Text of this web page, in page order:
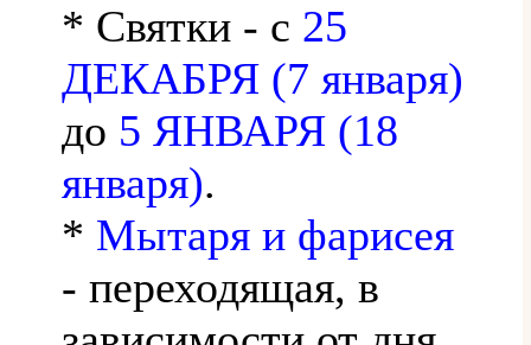
* Святки - с 25
ДЕКАБРЯ (7 января)
до 5 ЯНВАРЯ (18
января).
* Мытаря и фарисея
- переходящая, в